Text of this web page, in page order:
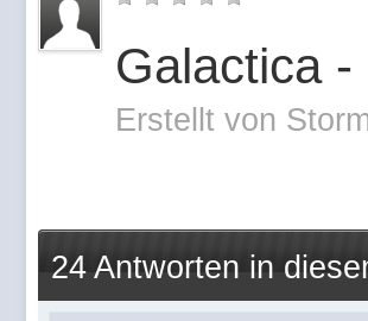
Galactica
Erstellt von
24 Antworten in